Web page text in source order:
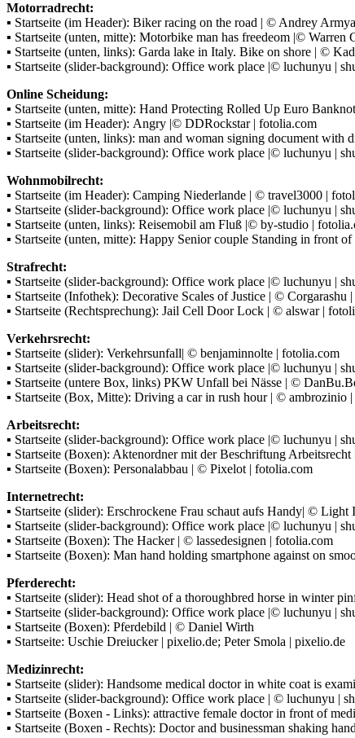
Motorradrecht:
▪ Startseite (im Header): Biker racing on the road | © Andrey
▪ Startseite (unten, mitte): Motorbike man has freedeom |© Warren
▪ Startseite (unten, links): Garda lake in Italy. Bike on shore | ©
▪ Startseite (slider-background): Office work place |© luchunyu |
Online Scheidung:
▪ Startseite (unten, mitte): Hand Protecting Rolled Up Euro
▪ Startseite (im Header): Angry |© DDRockstar | fotolia.com
▪ Startseite (unten, links): man and woman signing document with
▪ Startseite (slider-background): Office work place |© luchunyu |
Wohnmobilrecht:
▪ Startseite (im Header): Camping Niederlande | © travel3000 |
▪ Startseite (slider-background): Office work place |© luchunyu |
▪ Startseite (unten, links): Reisemobil am Fluß |© by-studio |
▪ Startseite (unten, mitte): Happy Senior couple Standing in front
Strafrecht:
▪ Startseite (slider-background): Office work place |© luchunyu |
▪ Startseite (Infothek): Decorative Scales of Justice | © Corgarashu
▪ Startseite (Rechtsprechung): Jail Cell Door Lock | © alswar |
Verkehrsrecht:
▪ Startseite (slider): Verkehrsunfall| © benjaminnolte | fotolia.com
▪ Startseite (slider-background): Office work place |© luchunyu |
▪ Startseite (untere Box, links) PKW Unfall bei Nässe | ©
▪ Startseite (Box, Mitte): Driving a car in rush hour | © ambrozinio |
Arbeitsrecht:
▪ Startseite (slider-background): Office work place |© luchunyu |
▪ Startseite (Boxen): Aktenordner mit der Beschriftung
▪ Startseite (Boxen): Personalabbau | © Pixelot | fotolia.com
Internetrecht:
▪ Startseite (slider): Erschrockene Frau schaut aufs Handy| © Light
▪ Startseite (slider-background): Office work place |© luchunyu |
▪ Startseite (Boxen): The Hacker | © lassedesignen | fotolia.com
▪ Startseite (Boxen): Man hand holding smartphone against on
Pferderecht:
▪ Startseite (slider): Head shot of a thoroughbred horse in winter
▪ Startseite (slider-background): Office work place |© luchunyu |
▪ Startseite (Boxen): Pferdebild | © Daniel Wirth
▪ Startseite: Uschie Dreiucker | pixelio.de; Peter Smola | pixelio.de
Medizinrecht:
▪ Startseite (slider): Handsome medical doctor in white coat is
▪ Startseite (slider-background): Office work place | © luchunyu |
▪ Startseite (Boxen - Links): attractive female doctor in front of
▪ Startseite (Boxen - Rechts): Doctor and businessman shaking